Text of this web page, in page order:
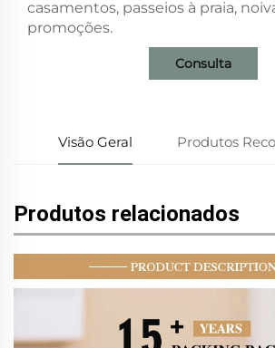
casamentos, passeios à praia,
promoções.
Consulta
Visão Geral Produtos
Produtos relacionados